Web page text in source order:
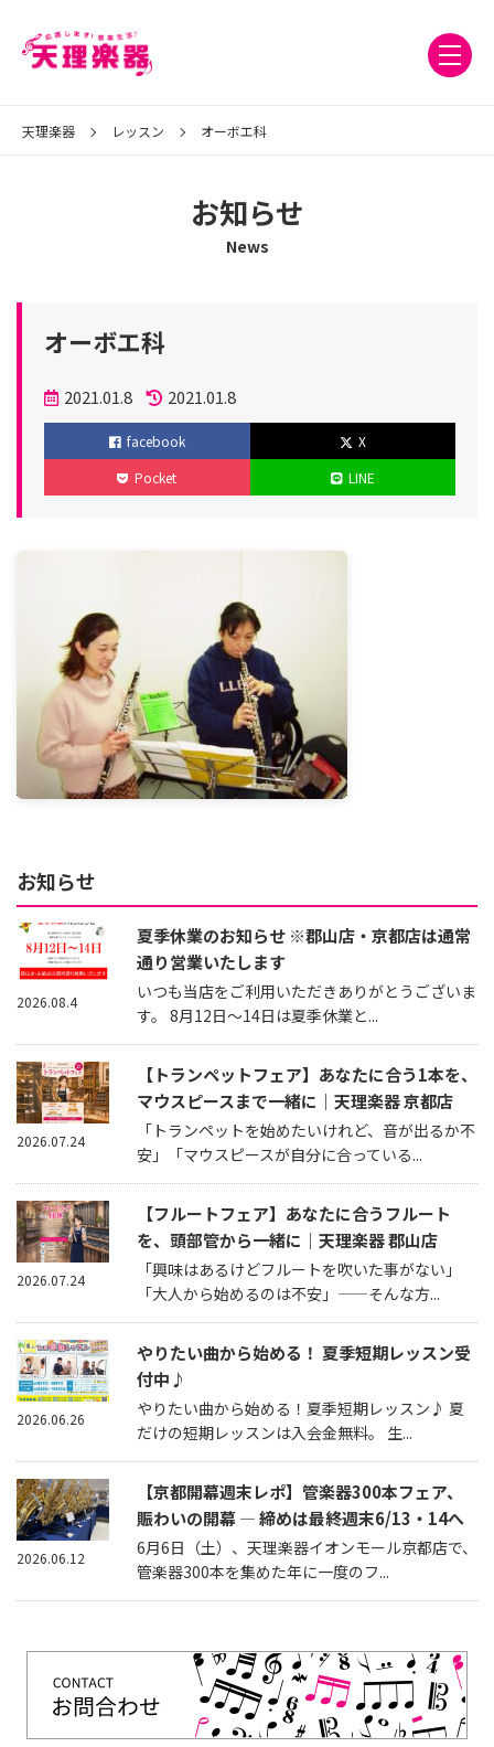
天理楽器 レッスン オーボエ科
お知らせ
News
オーボエ科
投
稿
日
2021.01.8
更
新
2021.01.8
facebook
X
Pocket
LINE
お知らせ
夏季休業のお知らせ ※郡山店・京都店は通常
通り営業いたします
いつも当店をご利用いただきありがとうございま
す。 8月12日～14日は夏季休業と...
2026.08.4
【トランペットフェア】あなたに合う1本を、
マウスピースまで一緒に｜天理楽器 京都店
「トランペットを始めたいけれど、音が出るか不
安」「マウスピースが自分に合っている...
2026.07.24
【フルートフェア】あなたに合うフルート
を、頭部管から一緒に｜天理楽器 郡山店
「興味はあるけどフルートを吹いた事がない」
「大人から始めるのは不安」——そんな方...
2026.07.24
やりたい曲から始める！ 夏季短期レッスン受
付中♪
やりたい曲から始める！夏季短期レッスン♪ 夏
だけの短期レッスンは入会金無料。 生...
2026.06.26
【京都開幕週末レポ】管楽器300本フェア、
賑わいの開幕 — 締めは最終週末6/13・14へ
6月6日（土）、天理楽器イオンモール京都店で、
管楽器300本を集めた年に一度のフ...
2026.06.12